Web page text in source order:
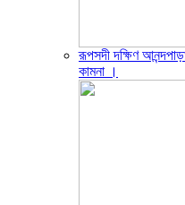
রূপসদী দক্ষিণ
কামনা ‎।